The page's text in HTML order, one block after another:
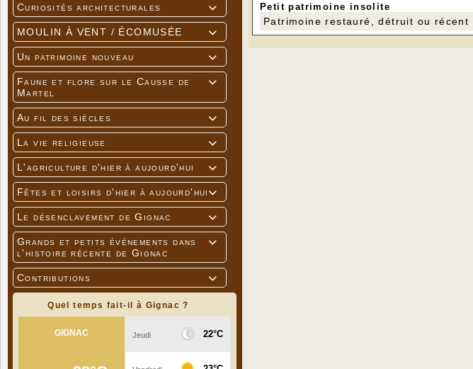

Curiosités architecturales

MOULIN À VENT / ÉCOMUSÉE

Un patrimoine nouveau

Faune et flore sur le Causse de
Martel

Au fil des siècles

La vie religieuse

L'agriculture d'hier à aujourd'hui

Fêtes et loisirs d'hier à aujourd'hui

Le désenclavement de Gignac

Grands et petits événements dans
l'histoire récente de Gignac

Contributions
Quel temps fait-il à Gignac ?
Petit patrimoine insolite
Patrimoine restauré, détruit ou récent